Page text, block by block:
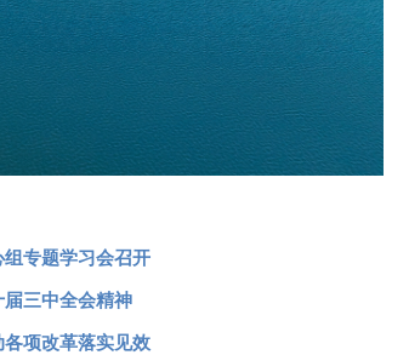
专题学习会召开
三中全会精神
项改革落实见效